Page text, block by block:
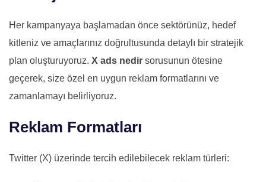
Her kampanyaya başlamadan önce sektörünüz, hedef
kitleniz ve amaçlarınız doğrultusunda detaylı bir stratejik
plan oluşturuyoruz. X ads nedir sorusunun ötesine
geçerek, size özel en uygun reklam formatlarını ve
zamanlamayı belirliyoruz.
Reklam Formatları
Twitter (X) üzerinde tercih edilebilecek reklam türleri: